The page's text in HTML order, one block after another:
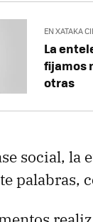
EN XATAKA
La
fijamos
otras
social, la
palabras,